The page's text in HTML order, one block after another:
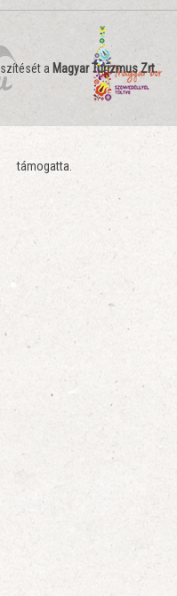
a Magyar Turizmus Zrt.
támogatta.